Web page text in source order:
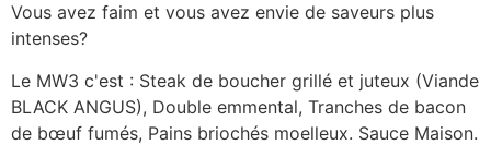
Vous avez faim et vous avez envie de saveurs plus
intenses?
Le MW3 c'est : Steak de boucher grillé et juteux (Viande
BLACK ANGUS), Double emmental, Tranches de bacon
de bœuf fumés, Pains briochés moelleux. Sauce Maison.